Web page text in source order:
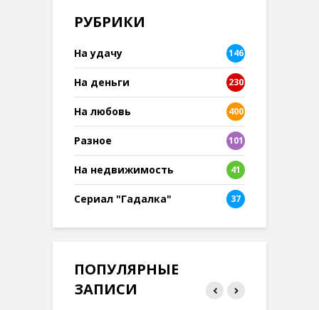
РУБРИКИ
На удачу 146
На деньги 230
На любовь 400
Разное
101
8
На недвижимость 41
Сериал "Гадалка" 37
ПОПУЛЯРНЫЕ
ЗАПИСИ